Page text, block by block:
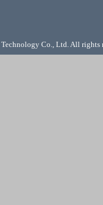
Technology Co., Ltd. All rights